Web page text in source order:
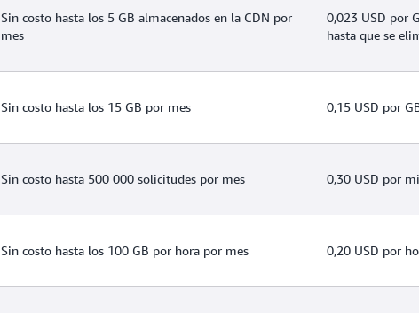
Sin costo hasta los 5 GB almacenados en la CDN por
mes
0,023 USD por
hasta que se
Sin costo hasta los 15 GB por mes 0,15 USD por
Sin costo hasta 500 000 solicitudes por mes 0,30 USD por
Sin costo hasta los 100 GB por hora por mes 0,20 USD por